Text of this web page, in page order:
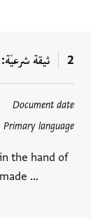
2 ثيقة شرعيّة
Document date
Primary language
the hand of
…
العلامات